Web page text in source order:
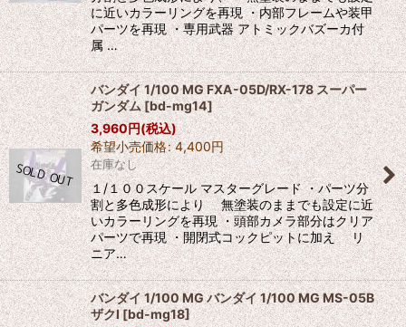
に近いカラーリングを再現 ・内部フレームや装甲
パーツを再現 ・専用武器 アトミックバズーカ付
属 …
バンダイ 1/100 MG FXA-05D/RX-178 スーパー
ガンダム[bd-mg14]
3,960円(税込)
希望小売価格: 4,400円
在庫なし
１/１００スケール マスターグレード ・パーツ分
割と多色成形により 無塗装のままでも設定に近
いカラーリングを再現 ・頭部カメラ部分はクリア
パーツで再現 ・開閉式コックピットに加え リ
ニア…
バンダイ 1/100 MG バンダイ 1/100 MG MS-05B
ザクI[bd-mg18]